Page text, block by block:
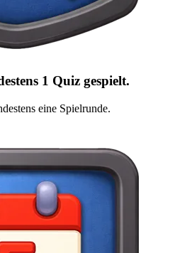
1 Quiz gespielt.
eine Spielrunde.